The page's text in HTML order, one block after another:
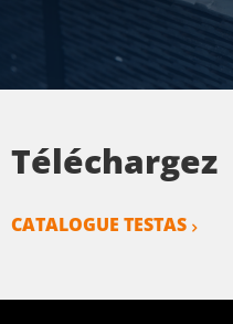
Téléchargez
CATALOGUE TESTAS